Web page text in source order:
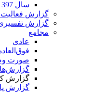
سال 1397
گزارش فعالیت
گزارش
مجامع
عادی
صورت
گزارش
گزارش